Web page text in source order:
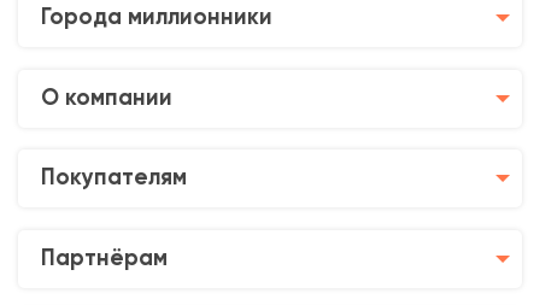
Города миллионники
О компании
Покупателям
Партнёрам